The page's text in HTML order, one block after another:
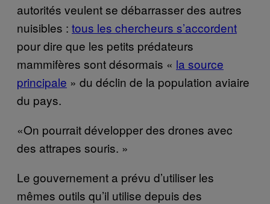
autorités veulent se débarrasser des autres
nuisibles : tous les chercheurs s’accordent
pour dire que les petits prédateurs
mammifères sont désormais « la source
principale » du déclin de la population aviaire
du pays.
«On pourrait développer des drones avec
des attrapes souris. »
Le gouvernement a prévu d’utiliser les
mêmes outils qu’il utilise depuis des